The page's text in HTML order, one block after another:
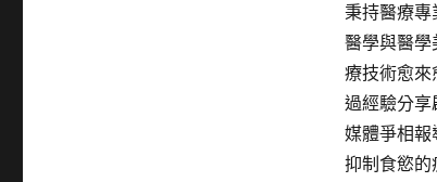
秉持醫療專
醫學與醫學
療技術愈來
過經驗分享
媒體爭相報
抑制食慾的